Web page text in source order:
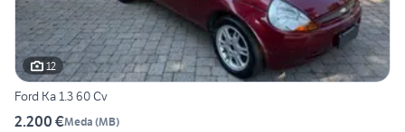
12
Ford Ka 1.3 60 Cv
2.200 €Meda (MB)